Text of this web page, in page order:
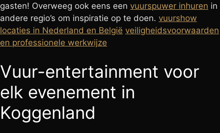
gasten! Overweeg ook eens een vuurspuwer inhuren in
andere regio’s om inspiratie op te doen. vuurshow
locaties in Nederland en België veiligheidsvoorwaarden
en professionele werkwijze
Vuur-entertainment voor
elk evenement in
Koggenland